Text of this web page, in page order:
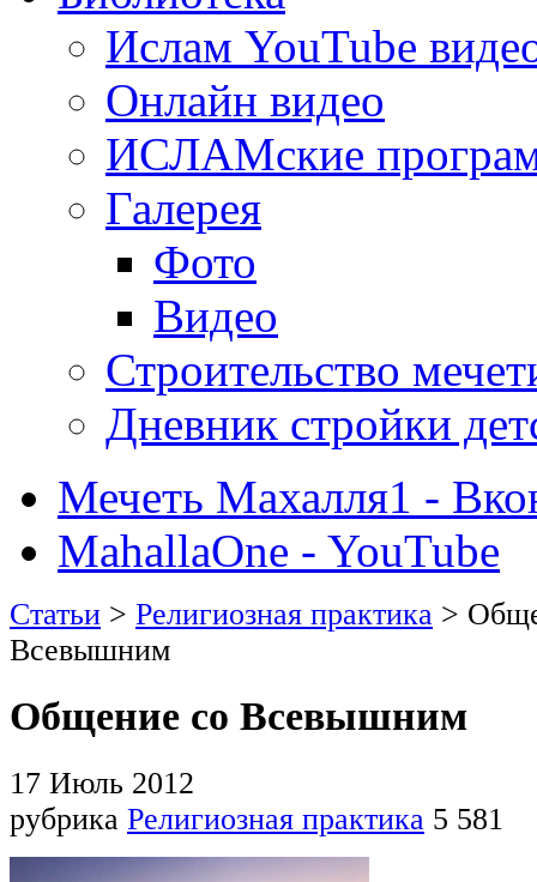
Ислам YouTube
Онлайн видео
ИСЛАМские
Галерея
Фото
Видео
Строительство
Дневник стройки
Мечеть Махалля1 -
MahallaOne - YouTube
Статьи > Религиозная практика >
Всевышним
Общение со Всевышним
17 Июль 2012
рубрика Религиозная практика 5 581